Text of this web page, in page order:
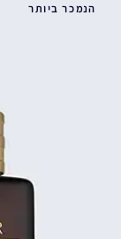
הנמכר ביותר